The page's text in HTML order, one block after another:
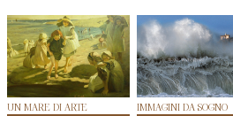
UN MARE DI ARTE IMMAGINI DA SOGNO